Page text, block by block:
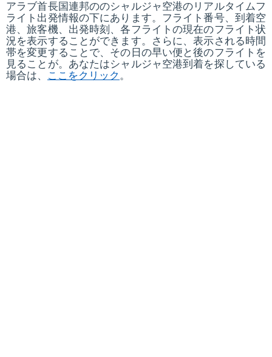
アラブ首長国連邦ののシャルジャ空港のリアルタイムフ
ライト出発情報の下にあります。フライト番号、到着空
港、旅客機、出発時刻、各フライトの現在のフライト状
況を表示することができます。さらに、表示される時間
帯を変更することで、その日の早い便と後のフライトを
見ることが。あなたはシャルジャ空港到着を探している
場合は、
ここをクリック 。